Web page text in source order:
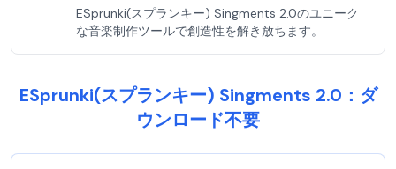
ESprunki(スプランキー) Singments 2.0のユニーク
な音楽制作ツールで創造性を解き放ちます。
ESprunki(スプランキー) Singments 2.0：ダ
ウンロード不要